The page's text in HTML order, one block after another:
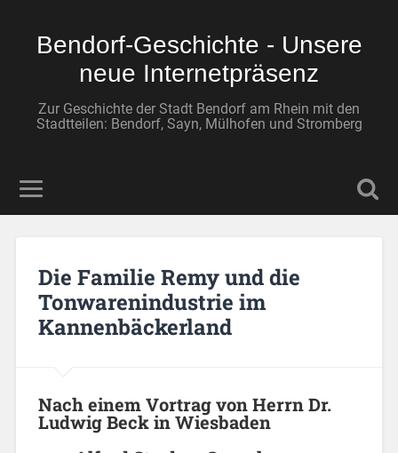
Bendorf-Geschichte - Unsere
neue Internetpräsenz
Zur Geschichte der Stadt Bendorf am Rhein mit den
Stadtteilen: Bendorf, Sayn, Mülhofen und Stromberg
Die Familie Remy und die
Tonwarenindustrie im
Kannenbäckerland
Nach einem Vortrag von Herrn Dr.
Ludwig Beck in Wiesbaden